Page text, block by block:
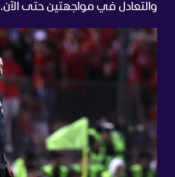
والتعادل في مواجهتين حتى الآن.